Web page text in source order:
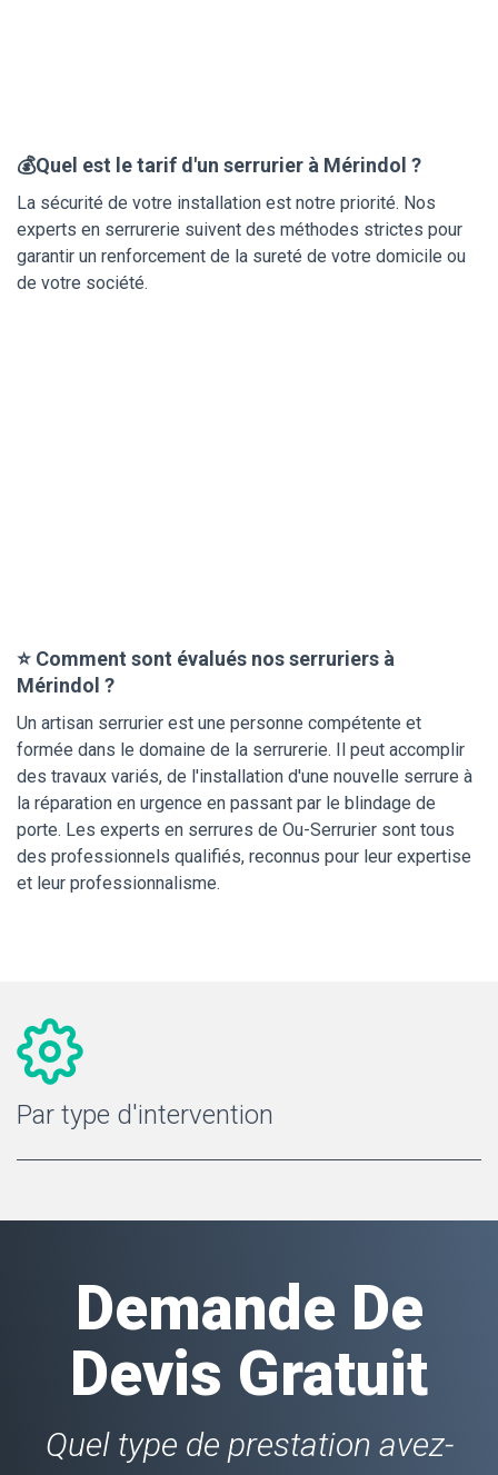
💰Quel est le tarif d'un serrurier à Mérindol ?
La sécurité de votre installation est notre priorité. Nos
experts en serrurerie suivent des méthodes strictes pour
garantir un renforcement de la sureté de votre domicile ou
de votre société.
⭐ Comment sont évalués nos serruriers à
Mérindol ?
Un artisan serrurier est une personne compétente et
formée dans le domaine de la serrurerie. Il peut accomplir
des travaux variés, de l'installation d'une nouvelle serrure à
la réparation en urgence en passant par le blindage de
porte. Les experts en serrures de Ou-Serrurier sont tous
des professionnels qualifiés, reconnus pour leur expertise
et leur professionnalisme.
Par type d'intervention
Demande De
Devis Gratuit
Quel type de prestation avez-